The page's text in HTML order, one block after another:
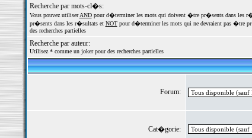
Recherche par mots-cl�s:
Vous pouvez utiliserANDpour d�terminer les mots qui doivent �tre pr�sents dans les
pr�sents dans les r�sultats et NOTpour d�terminer les mots qui ne devraient pas �tre
des recherches partielles
Recherche par auteur:
Utilisez * comme un joker pour des recherches partielles
Forum:
Cat�gorie: